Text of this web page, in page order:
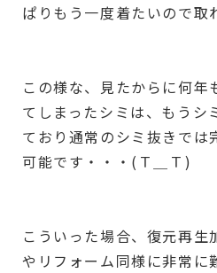
ぱりもう一度着たいので取
この様な、見たからに何年
てしまったシミは、もうシ
ており通常のシミ抜きでは
可能です・・・(Ｔ＿Ｔ)
こういった場合、復元再生
やリフォーム同様に非常に